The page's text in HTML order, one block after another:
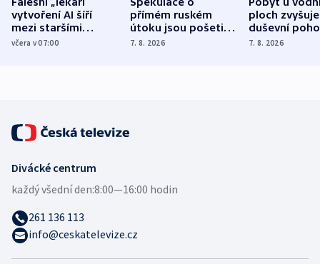
vytvoření AI šíří
mezi staršími
Poláky nebezpečné
včera v 07:00
přímém ruském
útoku jsou pošetilé,
míní estonský
7. 8. 2026
ploch zvyšuje
duševní
ukázala
7. 8. 2026
Divácké centrum
každý všední den:8:00—16:00 hodin
261 136 113
info@ceskatelevize.cz